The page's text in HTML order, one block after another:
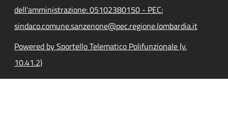
dell'amministrazione: 05102380150 - PEC:
sindaco.comune.sanzenone@pec.regione.lombardia.it
Powered by Sportello Telematico Polifunzionale (v.
10.41.2)